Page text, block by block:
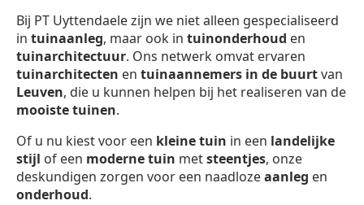
Bij PT Uyttendaele zijn we niet alleen gespecialiseerd
in tuinaanleg, maar ook in tuinonderhoud en
tuinarchitectuur. Ons netwerk omvat ervaren
tuinarchitecten en tuinaannemers in de buurtvan
Leuven, die u kunnen helpen bij het realiseren van de
mooiste tuinen.
Of u nu kiest voor een kleine tuin in een landelijke
stijl of een moderne tuin metsteentjes, onze
deskundigen zorgen voor een naadlozeaanleg en
onderhoud.